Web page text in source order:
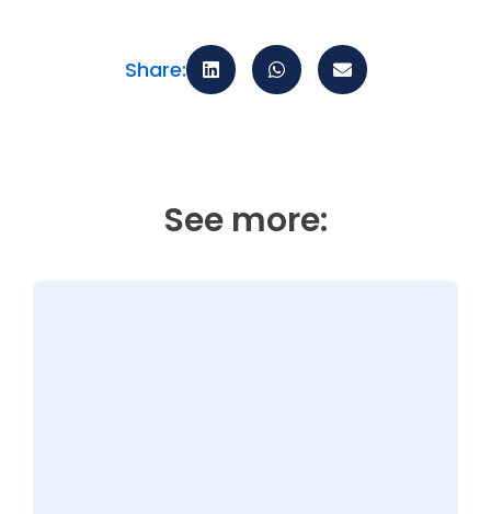
Share:
See more: